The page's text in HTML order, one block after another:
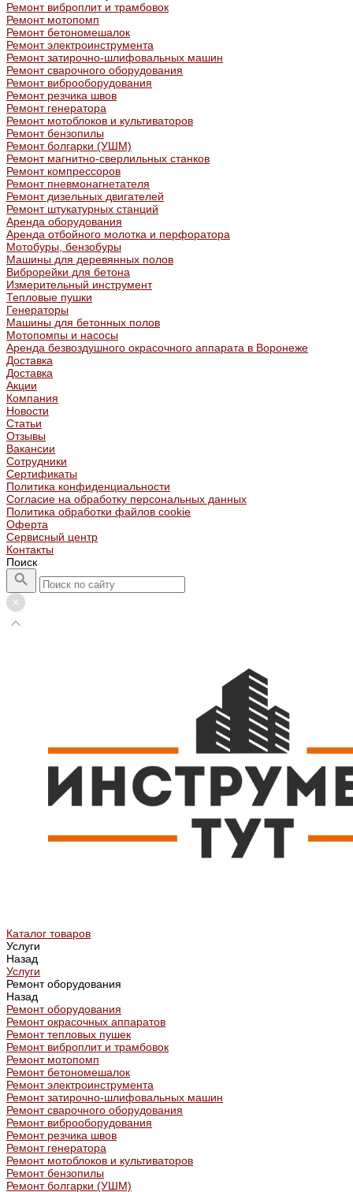
Ремонт виброплит и трамбовок
Ремонт мотопомп
Ремонт бетономешалок
Ремонт электроинструмента
Ремонт затирочно-шлифовальных машин
Ремонт сварочного оборудования
Ремонт виброоборудования
Ремонт резчика швов
Ремонт генератора
Ремонт мотоблоков и культиваторов
Ремонт бензопилы
Ремонт болгарки (УШМ)
Ремонт магнитно-сверлильных станков
Ремонт компрессоров
Ремонт пневмонагнетателя
Ремонт дизельных двигателей
Ремонт штукатурных станций
Аренда оборудования
Аренда отбойного молотка и перфоратора
Мотобуры, бензобуры
Машины для деревянных полов
Виброрейки для бетона
Измерительный инструмент
Тепловые пушки
Генераторы
Машины для бетонных полов
Мотопомпы и насосы
Аренда безвоздушного окрасочного аппарата в Воронеже
Доставка
Доставка
Акции
Компания
Новости
Статьи
Отзывы
Вакансии
Сотрудники
Сертификаты
Политика конфиденциальности
Согласие на обработку персональных данных
Политика обработки файлов cookie
Оферта
Сервисный центр
Контакты
Поиск
Каталог товаров
Услуги
Назад
Услуги
Ремонт оборудования
Назад
Ремонт оборудования
Ремонт окрасочных аппаратов
Ремонт тепловых пушек
Ремонт виброплит и трамбовок
Ремонт мотопомп
Ремонт бетономешалок
Ремонт электроинструмента
Ремонт затирочно-шлифовальных машин
Ремонт сварочного оборудования
Ремонт виброоборудования
Ремонт резчика швов
Ремонт генератора
Ремонт мотоблоков и культиваторов
Ремонт бензопилы
Ремонт болгарки (УШМ)